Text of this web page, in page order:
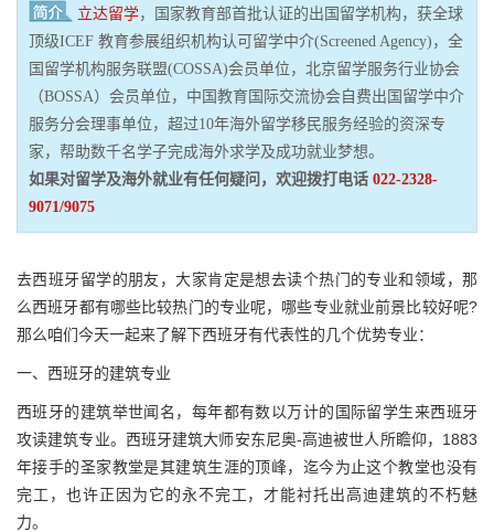
立达留学，国家教育部首批认证的出国留学机构，获全球
顶级ICEF 教育参展组织机构认可留学中介(Screened Agency)，全
国留学机构服务联盟(COSSA)会员单位，北京留学服务行业协会
（BOSSA）会员单位，中国教育国际交流协会自费出国留学中介
服务分会理事单位，超过10年海外留学移民服务经验的资深专
家，帮助数千名学子完成海外求学及成功就业梦想。
如果对留学及海外就业有任何疑问，欢迎拨打电话 022-2328-
9071/9075
去西班牙留学的朋友，大家肯定是想去读个热门的专业和领域，那
么西班牙都有哪些比较热门的专业呢，哪些专业就业前景比较好呢?
那么咱们今天一起来了解下西班牙有代表性的几个优势专业：
一、西班牙的建筑专业
西班牙的建筑举世闻名，每年都有数以万计的国际留学生来西班牙
攻读建筑专业。西班牙建筑大师安东尼奥-高迪被世人所瞻仰，1883
年接手的圣家教堂是其建筑生涯的顶峰，迄今为止这个教堂也没有
完工，也许正因为它的永不完工，才能衬托出高迪建筑的不朽魅
力。